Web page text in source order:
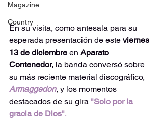
Magazine
Country
En su visita, como antesala para su
esperada presentación de este viernes
13 de diciembre en Aparato
Contenedor, la banda conversó sobre
su más reciente material discográfico,
Armaggedon, y los momentos
destacados de su gira "Solo por la
gracia de Dios".